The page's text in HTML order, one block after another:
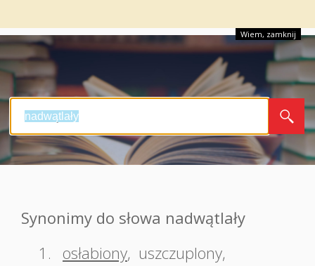
Wiem, zamknij
Synonimy do słowa nadwątlały
1.
osłabiony, uszczuplony,